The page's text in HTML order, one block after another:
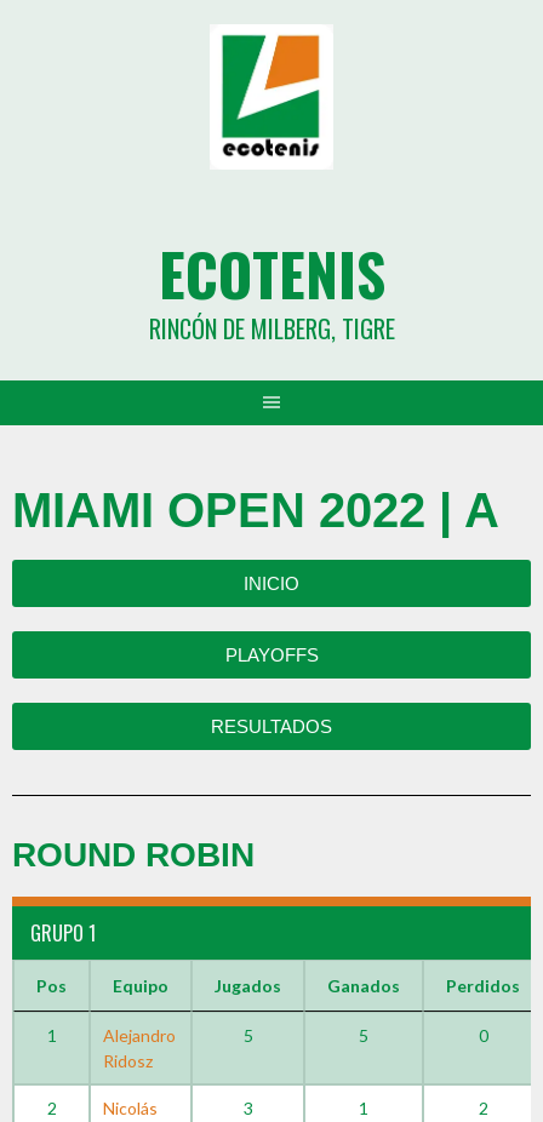
ECOTENIS
RINCÓN DE MILBERG, TIGRE
MIAMI OPEN 2022 | A
INICIO
PLAYOFFS
RESULTADOS
ROUND ROBIN
GRUPO 1
Pos Equipo Jugados Ganados Perdidos
1
Alejandro
Ridosz
5 5 0
2
Nicolás
3 1 2